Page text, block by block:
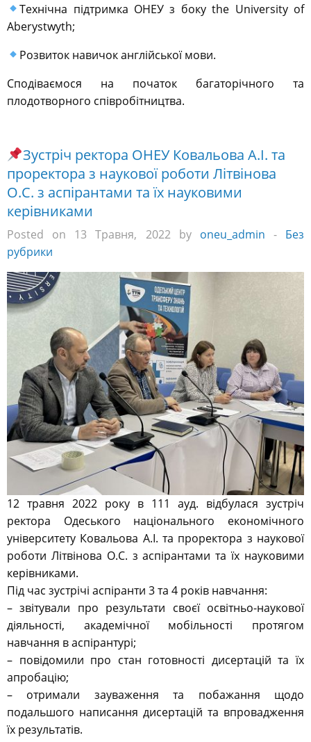
Технічна підтримка ОНЕУ з боку the University of
Aberystwyth;
Розвиток навичок англійської мови.
Сподіваємося на початок багаторічного та
плодотворного співробітництва.
Зустріч ректора ОНЕУ Ковальова А.І. та
проректора з наукової роботи Літвінова
О.С. з аспірантами та їх науковими
керівниками
Posted on 13 Травня, 2022 by oneu_admin - Без
рубрики
12 травня 2022 року в 111 ауд. відбулася зустріч
ректора Одеського національного економічного
університету Ковальова А.І. та проректора з наукової
роботи Літвінова О.С. з аспірантами та їх науковими
керівниками.
Під час зустрічі аспіранти 3 та 4 років навчання:
– звітували про результати своєї освітньо-наукової
діяльності, академічної мобільності протягом
навчання в аспірантурі;
– повідомили про стан готовності дисертацій та їх
апробацію;
– отримали зауваження та побажання щодо
подальшого написання дисертацій та впровадження
їх результатів.